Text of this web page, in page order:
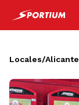
Locales/Alicante